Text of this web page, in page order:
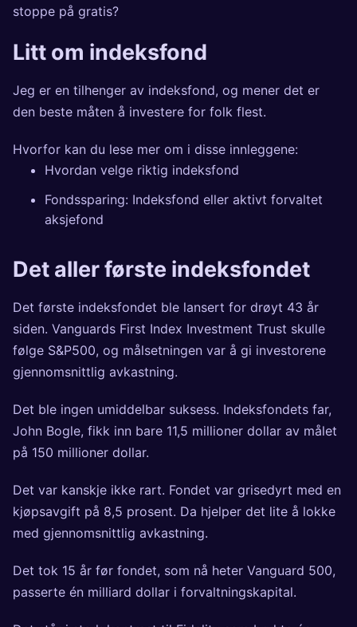
stoppe på gratis?
Litt om indeksfond
Jeg er en tilhenger av indeksfond, og mener det er
den beste måten å investere for folk flest.
Hvorfor kan du lese mer om i disse innleggene:
Hvordan velge riktig indeksfond
Fondssparing: Indeksfond eller aktivt forvaltet
aksjefond
Det aller første indeksfondet
Det første indeksfondet ble lansert for drøyt 43 år
siden. Vanguards First Index Investment Trust skulle
følge S&P500, og målsetningen var å gi investorene
gjennomsnittlig avkastning.
Det ble ingen umiddelbar suksess. Indeksfondets far,
John Bogle, fikk inn bare 11,5 millioner dollar av målet
på 150 millioner dollar.
Det var kanskje ikke rart. Fondet var grisedyrt med en
kjøpsavgift på 8,5 prosent. Da hjelper det lite å lokke
med gjennomsnittlig avkastning.
Det tok 15 år før fondet, som nå heter Vanguard 500,
passerte én milliard dollar i forvaltningskapital.